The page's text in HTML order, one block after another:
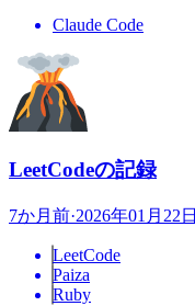
Claude Code
LeetCodeの記録
7か月前·2026年01月22日
LeetCode
Paiza
Ruby